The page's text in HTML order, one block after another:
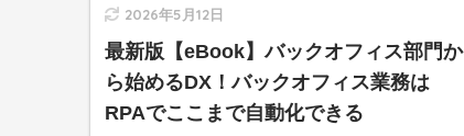
2026年5月12日
最新版【eBook】バックオフィス部門か
ら始めるDX！バックオフィス業務は
RPAでここまで自動化できる